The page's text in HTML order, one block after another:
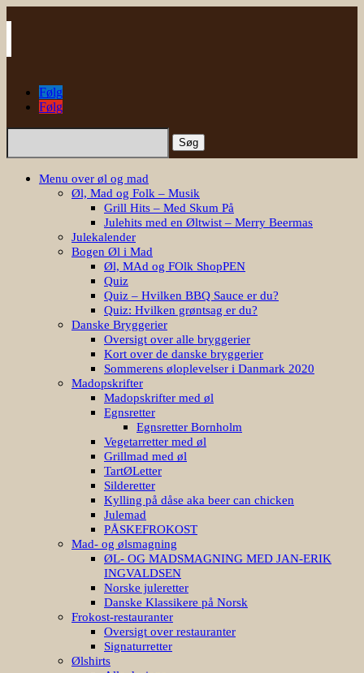
Følg
Følg
Søg
Menu over øl og mad
Øl, Mad og Folk – Musik
Grill Hits – Med Skum På
Julehits med en Øltwist – Merry Beermas
Julekalender
Bogen Øl i Mad
Øl, MAd og FOlk ShopPEN
Quiz
Quiz – Hvilken BBQ Sauce er du?
Quiz: Hvilken grøntsag er du?
Danske Bryggerier
Oversigt over alle bryggerier
Kort over de danske bryggerier
Sommerens øloplevelser i Danmark 2020
Madopskrifter
Madopskrifter med øl
Egnsretter
Egnsretter Bornholm
Vegetarretter med øl
Grillmad med øl
TartØLetter
Silderetter
Kylling på dåse aka beer can chicken
Julemad
PÅSKEFROKOST
Mad- og ølsmagning
ØL- OG MADSMAGNING MED JAN-ERIK
INGVALDSEN
Norske juleretter
Danske Klassikere på Norsk
Frokost-restauranter
Oversigt over restauranter
Signaturretter
Ølshirts